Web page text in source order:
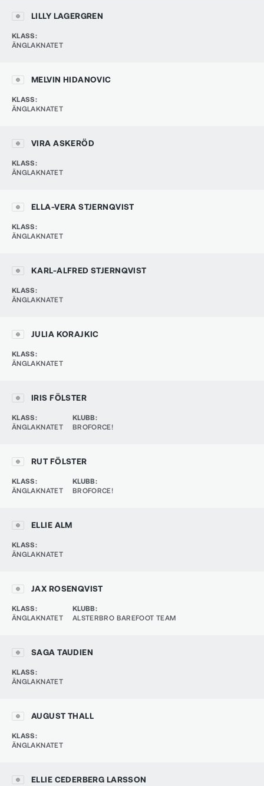
LILLY LAGERGREN
KLASS:
ÄNGLAKNATET
MELVIN HIDANOVIC
KLASS:
ÄNGLAKNATET
VIRA ASKERÖD
KLASS:
ÄNGLAKNATET
ELLA-VERA STJERNQVIST
KLASS:
ÄNGLAKNATET
KARL-ALFRED STJERNQVIST
KLASS:
ÄNGLAKNATET
JULIA KORAJKIC
KLASS:
ÄNGLAKNATET
IRIS FÖLSTER
KLASS:
ÄNGLAKNATET
KLUBB:
BROFORCE!
RUT FÖLSTER
KLASS:
ÄNGLAKNATET
KLUBB:
BROFORCE!
ELLIE ALM
KLASS:
ÄNGLAKNATET
JAX ROSENQVIST
KLASS:
ÄNGLAKNATET
KLUBB:
ALSTERBRO BAREFOOT TEAM
SAGA TAUDIEN
KLASS:
ÄNGLAKNATET
AUGUST THALL
KLASS:
ÄNGLAKNATET
ELLIE CEDERBERG LARSSON